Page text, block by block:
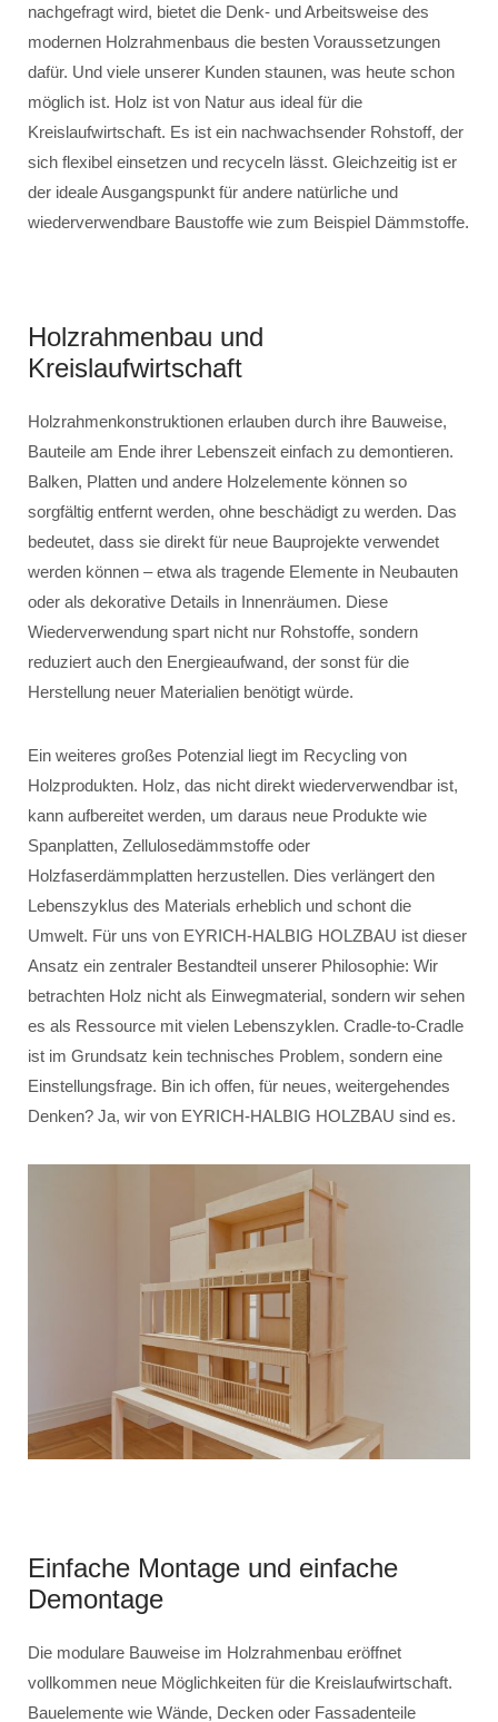
nachgefragt wird, bietet die Denk- und Arbeitsweise des
modernen Holzrahmenbaus die besten Voraussetzungen
dafür. Und viele unserer Kunden staunen, was heute schon
möglich ist. Holz ist von Natur aus ideal für die
Kreislaufwirtschaft. Es ist ein nachwachsender Rohstoff, der
sich flexibel einsetzen und recyceln lässt. Gleichzeitig ist er
der ideale Ausgangspunkt für andere natürliche und
wiederverwendbare Baustoffe wie zum Beispiel Dämmstoffe.
Holzrahmenbau und
Kreislaufwirtschaft
Holzrahmenkonstruktionen erlauben durch ihre Bauweise,
Bauteile am Ende ihrer Lebenszeit einfach zu demontieren.
Balken, Platten und andere Holzelemente können so
sorgfältig entfernt werden, ohne beschädigt zu werden. Das
bedeutet, dass sie direkt für neue Bauprojekte verwendet
werden können – etwa als tragende Elemente in Neubauten
oder als dekorative Details in Innenräumen. Diese
Wiederverwendung spart nicht nur Rohstoffe, sondern
reduziert auch den Energieaufwand, der sonst für die
Herstellung neuer Materialien benötigt würde.
Ein weiteres großes Potenzial liegt im Recycling von
Holzprodukten. Holz, das nicht direkt wiederverwendbar ist,
kann aufbereitet werden, um daraus neue Produkte wie
Spanplatten, Zellulosedämmstoffe oder
Holzfaserdämmplatten herzustellen. Dies verlängert den
Lebenszyklus des Materials erheblich und schont die
Umwelt. Für uns von EYRICH-HALBIG HOLZBAU ist dieser
Ansatz ein zentraler Bestandteil unserer Philosophie: Wir
betrachten Holz nicht als Einwegmaterial, sondern wir sehen
es als Ressource mit vielen Lebenszyklen. Cradle-to-Cradle
ist im Grundsatz kein technisches Problem, sondern eine
Einstellungsfrage. Bin ich offen, für neues, weitergehendes
Denken? Ja, wir von EYRICH-HALBIG HOLZBAU sind es.
Einfache Montage und einfache
Demontage
Die modulare Bauweise im Holzrahmenbau eröffnet
vollkommen neue Möglichkeiten für die Kreislaufwirtschaft.
Bauelemente wie Wände, Decken oder Fassadenteile